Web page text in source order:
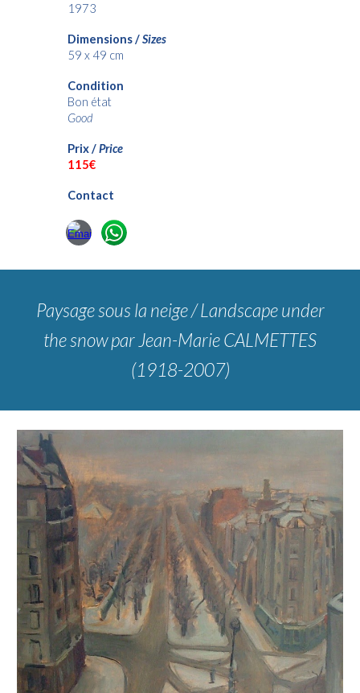
1973
Dimensions /Sizes
59 x 49 cm
Condition
Bon état
Good
Prix /Price
115€
Contact
Paysage sous la neige / Landscape under
the snowpar Jean-Marie CALMETTES
(1918-2007)